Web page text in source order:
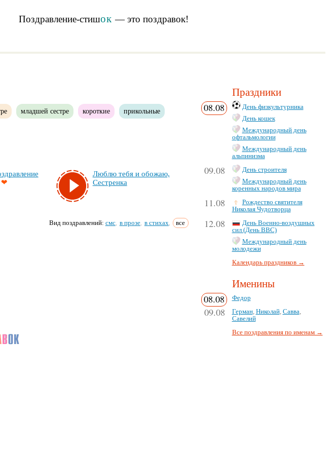
Поздравление-стишок — это поздравок!
младшей сестре короткие прикольные
❤
Люб­лю те­бя и обо­жаю,
Сес­трен­ка
Вид поздравлений: смс, в прозе, в стихах все
Праздники
08.08
День физкультурника
День кошек
Международный день
офтальмологии
Международный день
альпинизма
09.08
День строителя
Международный день
коренных народов мира
11.08
Рождество святителя
Николая Чудотворца
12.08
День Военно-воздушных
сил (День ВВС)
Международный день
молодежи
Календарь праздников →
Именины
08.08 Федор
09.08 Герман, Николай, Савва,
Савелий
Все поздравления по именам →